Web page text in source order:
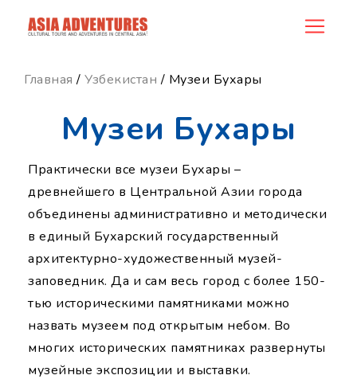
ncategory_id
Главная / Узбекистан / Музеи Бухары
Музеи Бухары
Практически все музеи Бухары –
древнейшего в Центральной Азии города
объединены административно и методически
в единый Бухарский государственный
архитектурно-художественный музей-
заповедник. Да и сам весь город с более 150-
тью историческими памятниками можно
назвать музеем под открытым небом. Во
многих исторических памятниках развернуты
музейные экспозиции и выставки.